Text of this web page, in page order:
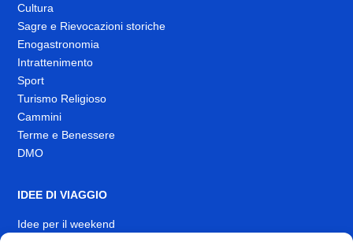
Cultura
Sagre e Rievocazioni storiche
Enogastronomia
Intrattenimento
Sport
Turismo Religioso
Cammini
Terme e Benessere
DMO
IDEE DI VIAGGIO
Idee per il weekend